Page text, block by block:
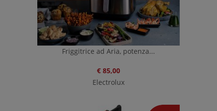
Friggitrice ad Aria, potenza...
€ 85,00
Electrolux